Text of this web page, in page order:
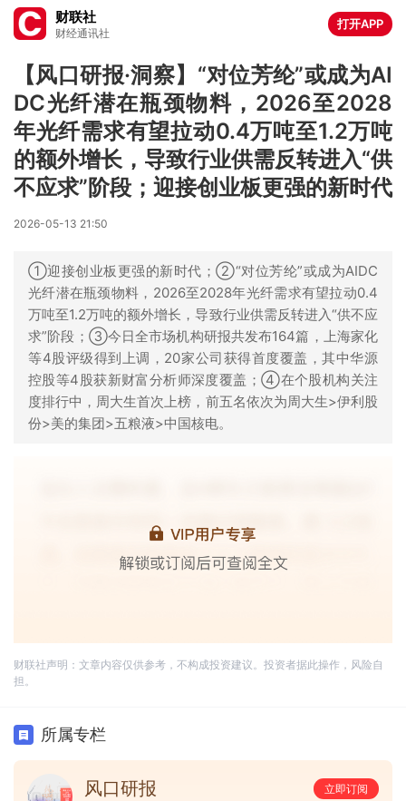
财联社
财经通讯社
打开APP
【风口研报·洞察】“对位芳纶”或成为AI
DC光纤潜在瓶颈物料，2026至2028
年光纤需求有望拉动0.4万吨至1.2万吨
的额外增长，导致行业供需反转进入“供
不应求”阶段；迎接创业板更强的新时代
2026-05-13 21:50
①迎接创业板更强的新时代；②“对位芳纶”或成为AIDC
光纤潜在瓶颈物料，2026至2028年光纤需求有望拉动0.4
万吨至1.2万吨的额外增长，导致行业供需反转进入“供不应
求”阶段；③今日全市场机构研报共发布164篇，上海家化
等4股评级得到上调，20家公司获得首度覆盖，其中华源
控股等4股获新财富分析师深度覆盖；④在个股机构关注
度排行中，周大生首次上榜，前五名依次为周大生>伊利股
份>美的集团>五粮液>中国核电。
财联社声明：文章内容仅供参考，不构成投资建议。投资者据此操作，风险自
担。
所属专栏
风口研报
立即订阅